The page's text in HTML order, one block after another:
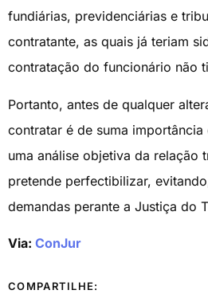
fundiárias, previdenciárias e
contratante, as quais já teriam
contratação do funcionário não
Portanto, antes de qualquer
contratar é de suma importância
uma análise objetiva da relação
pretende perfectibilizar,
demandas perante a Justiça do
Via: ConJur
COMPARTILHE: